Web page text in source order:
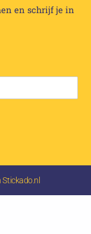
en schrijf je in